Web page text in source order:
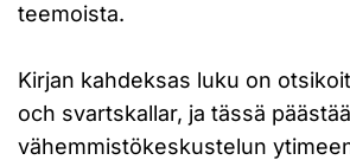
teemoista.
Kirjan kahdeksas luku on
och svartskallar, ja tässä
vähemmistökeskustelun